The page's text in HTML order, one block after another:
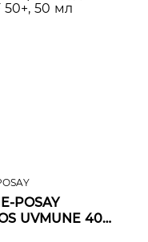
POSAY
UVMUNE 400